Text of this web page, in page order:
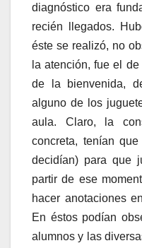
diagnóstico era
recién llegados.
éste se realizó, no
la atención, fue el
de la bienvenida,
alguno de los
aula. Claro, la
concreta, tenían
decidían) para que
partir de ese
hacer anotaciones
En éstos podían
alumnos y las